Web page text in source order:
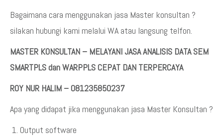
Bagaimana cara menggunakan jasa Master konsultan ?
silakan hubungi kami melalui WA atau langsung telfon.
MASTER KONSULTAN – MELAYANI JASA ANALISIS DATA SEM
SMARTPLS dan WARPPLS CEPAT DAN TERPERCAYA
ROY NUR HALIM – 081235850237
Apa yang didapat jika menggunakan jasa Master Konsultan ?
Output software